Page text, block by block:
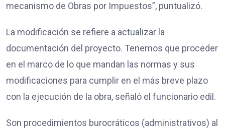
mecanismo de Obras por Impuestos”, puntualizó.
La modificación se refiere a actualizar la
documentación del proyecto. Tenemos que proceder
en el marco de lo que mandan las normas y sus
modificaciones para cumplir en el más breve plazo
con la ejecución de la obra, señaló el funcionario edil.
Son procedimientos burocráticos (administrativos) al